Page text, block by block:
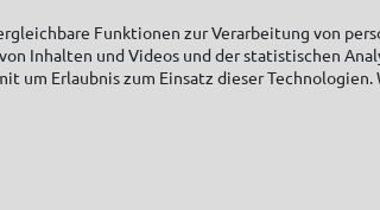
Funktionen zur Verarbeitung von
Inhalten und Videos und der statistischen
um Erlaubnis zum Einsatz dieser